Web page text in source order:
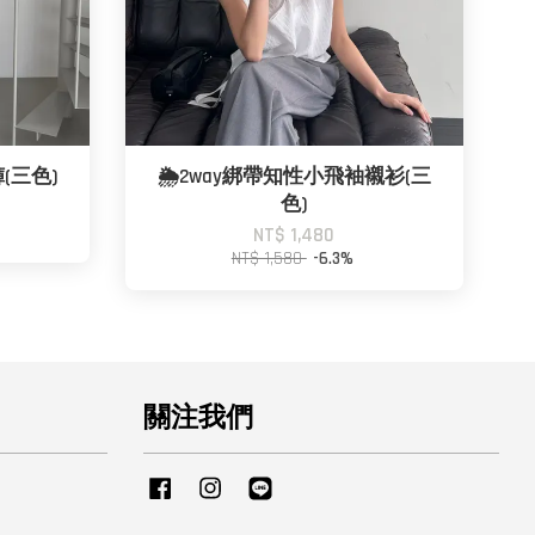
三色)
🌦️2way綁帶知性小飛袖襯衫(三
色)
NT$ 1,480
NT$ 1,580 -6.3%
關注我們
Facebook Instagram